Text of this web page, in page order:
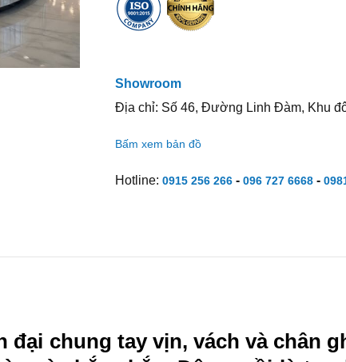
Showroom
Địa chỉ: Số 46, Đường Linh Đàm, Khu
Bấm xem bản đồ
Hotline: 0915 256 266- 096 727 6668-
đại chung tay vịn, vách và chân